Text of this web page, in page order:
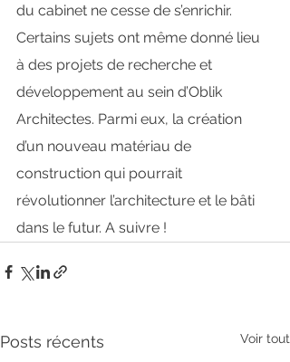
du cabinet ne cesse de s’enrichir.
Certains sujets ont même donné lieu
à des projets de recherche et
développement au sein d’Oblik
Architectes. Parmi eux, la création
d’un nouveau matériau de
construction qui pourrait
révolutionner l’architecture et le bâti
dans le futur. A suivre !
Posts récents Voir tout